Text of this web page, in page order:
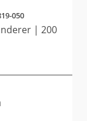
050
| 200